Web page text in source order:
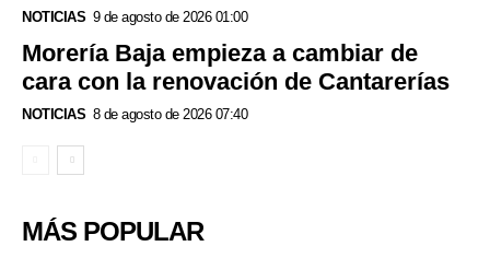
NOTICIAS 9 de agosto de 2026 01:00
Morería Baja empieza a cambiar de
cara con la renovación de Cantarerías
NOTICIAS 8 de agosto de 2026 07:40
MÁS POPULAR